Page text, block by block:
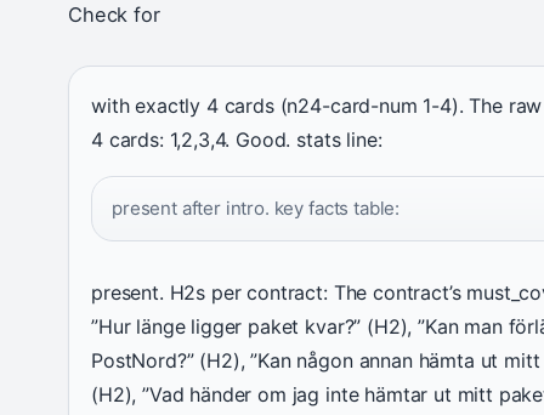
Check for
with exactly 4 cards (n24-card-num 1-4). The
4 cards: 1,2,3,4. Good. stats line:
present after intro. key facts table:
present. H2s per contract: The contract’s
”Hur länge ligger paket kvar?” (H2), ”Kan man
PostNord?” (H2), ”Kan någon annan hämta ut
(H2), ”Vad händer om jag inte hämtar ut mitt